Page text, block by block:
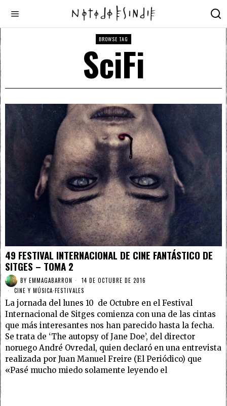
BROWSE TAG
SciFi
49 FESTIVAL INTERNACIONAL DE CINE FANTÁSTICO DE
SITGES – TOMA 2
BY EMMAGABARRON
14 DE OCTUBRE DE 2016
CINE Y MÚSICA·FESTIVALES
La jornada del lunes 10 de Octubre en el Festival
Internacional de Sitges comienza con una de las cintas
que más interesantes nos han parecido hasta la fecha.
Se trata de ‘The autopsy of Jane Doe’, del director
noruego André Ovredal, quien declaró en una entrevista
realizada por Juan Manuel Freire (El Periódico) que
«Pasé mucho miedo solamente leyendo el